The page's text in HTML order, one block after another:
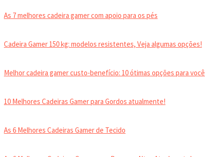
As 7 melhores cadeira gamer com apoio para os pés
Cadeira Gamer 150 kg: modelos resistentes, Veja algumas opções!
Melhor cadeira gamer custo-benefício: 10 ótimas opções para você
10 Melhores Cadeiras Gamer para Gordos atualmente!
As 6 Melhores Cadeiras Gamer de Tecido